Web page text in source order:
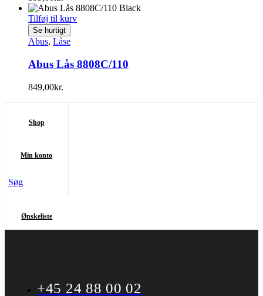
Tilføj til kurv
Se hurtigt
Abus, Låse
Abus Lås 8808C/110
849,00kr.
Shop
Min konto
Søg
Ønskeliste
+45 24 88 00 02